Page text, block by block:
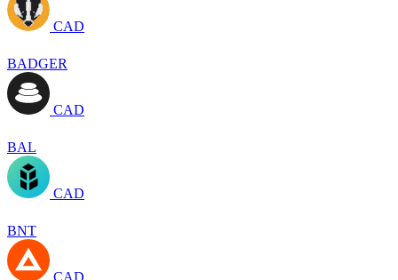
CAD
BADGER
CAD
BAL
CAD
BNT
CAD